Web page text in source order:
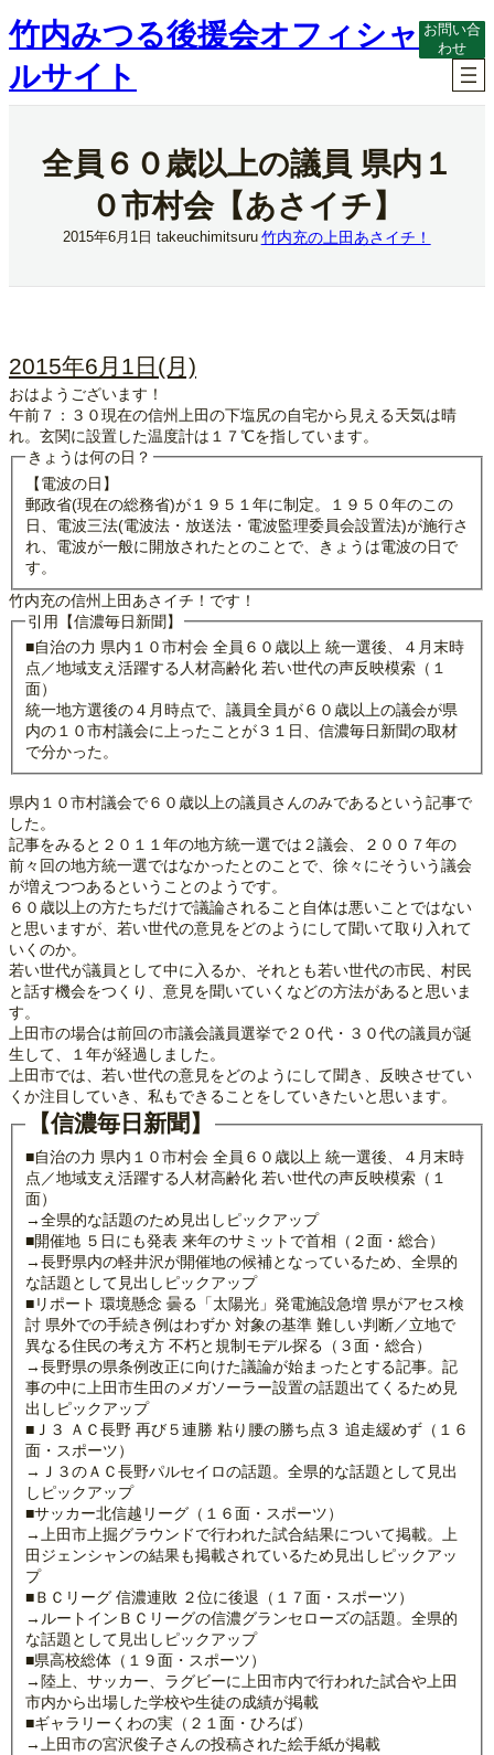
内
容
ス
キ
竹内みつる後援会オフィシャ
ルサイト
お問い合
わせ
全員６０歳以上の議員 県内１
０市村会【あさイチ】
2015年6月1日 takeuchimitsuru 竹内充の上田あさイチ！
2015年6月1日(月)
おはようございます！
午前７：３０現在の信州上田の下塩尻の自宅から見える天気は晴
れ。玄関に設置した温度計は１７℃を指しています。
きょうは何の日？
【電波の日】
郵政省(現在の総務省)が１９５１年に制定。１９５０年のこの
日、電波三法(電波法・放送法・電波監理委員会設置法)が施行さ
れ、電波が一般に開放されたとのことで、きょうは電波の日で
す。
竹内充の信州上田あさイチ！です！
引用【信濃毎日新聞】
■自治の力 県内１０市村会 全員６０歳以上 統一選後、４月末時
点／地域支え活躍する人材高齢化 若い世代の声反映模索（１
面）
統一地方選後の４月時点で、議員全員が６０歳以上の議会が県
内の１０市村議会に上ったことが３１日、信濃毎日新聞の取材
で分かった。
県内１０市村議会で６０歳以上の議員さんのみであるという記事で
した。
記事をみると２０１１年の地方統一選では２議会、２００７年の
前々回の地方統一選ではなかったとのことで、徐々にそういう議会
が増えつつあるということのようです。
６０歳以上の方たちだけで議論されること自体は悪いことではない
と思いますが、若い世代の意見をどのようにして聞いて取り入れて
いくのか。
若い世代が議員として中に入るか、それとも若い世代の市民、村民
と話す機会をつくり、意見を聞いていくなどの方法があると思いま
す。
上田市の場合は前回の市議会議員選挙で２０代・３０代の議員が誕
生して、１年が経過しました。
上田市では、若い世代の意見をどのようにして聞き、反映させてい
くか注目していき、私もできることをしていきたいと思います。
【信濃毎日新聞】
■自治の力 県内１０市村会 全員６０歳以上 統一選後、４月末時
点／地域支え活躍する人材高齢化 若い世代の声反映模索（１
面）
→全県的な話題のため見出しピックアップ
■開催地 ５日にも発表 来年のサミットで首相（２面・総合）
→長野県内の軽井沢が開催地の候補となっているため、全県的
な話題として見出しピックアップ
■リポート 環境懸念 曇る「太陽光」発電施設急増 県がアセス検
討 県外での手続き例はわずか 対象の基準 難しい判断／立地で
異なる住民の考え方 不朽と規制モデル探る（３面・総合）
→長野県の県条例改正に向けた議論が始まったとする記事。記
事の中に上田市生田のメガソーラー設置の話題出てくるため見
出しピックアップ
■Ｊ３ ＡＣ長野 再び５連勝 粘り腰の勝ち点３ 追走緩めず（１６
面・スポーツ）
→Ｊ３のＡＣ長野パルセイロの話題。全県的な話題として見出
しピックアップ
■サッカー北信越リーグ（１６面・スポーツ）
→上田市上掘グラウンドで行われた試合結果について掲載。上
田ジェンシャンの結果も掲載されているため見出しピックアッ
プ
■ＢＣリーグ 信濃連敗 ２位に後退（１７面・スポーツ）
→ルートインＢＣリーグの信濃グランセローズの話題。全県的
な話題として見出しピックアップ
■県高校総体（１９面・スポーツ）
→陸上、サッカー、ラグビーに上田市内で行われた試合や上田
市内から出場した学校や生徒の成績が掲載
■ギャラリーくわの実（２１面・ひろば）
→上田市の宮沢俊子さんの投稿された絵手紙が掲載